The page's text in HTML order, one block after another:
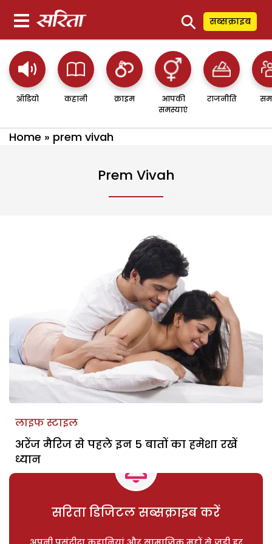
⚲ सब्सक्राइब
ऑडियो कहानी क्राइम
आपकी
समस्याएं
राजनीति
Home » prem vivah
Prem Vivah
लाइफ स्टाइल
अरेंज मैरिज से पहले इन 5 बातों का हमेशा रखें
ध्यान
सरिता डिजिटल सब्सक्राइब करें